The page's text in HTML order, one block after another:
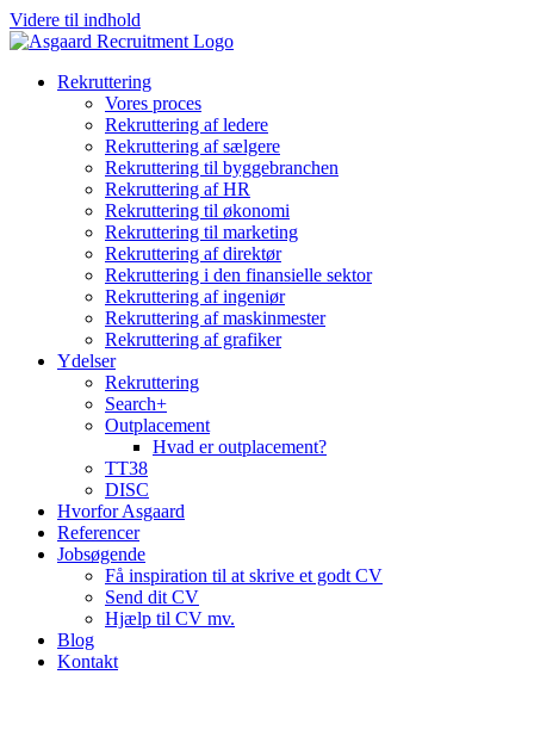
Videre til indhold
Rekruttering
Vores proces
Rekruttering af ledere
Rekruttering af sælgere
Rekruttering til byggebranchen
Rekruttering af HR
Rekruttering til økonomi
Rekruttering til marketing
Rekruttering af direktør
Rekruttering i den finansielle sektor
Rekruttering af ingeniør
Rekruttering af maskinmester
Rekruttering af grafiker
Ydelser
Rekruttering
Search+
Outplacement
Hvad er outplacement?
TT38
DISC
Hvorfor Asgaard
Referencer
Jobsøgende
Få inspiration til at skrive et godt CV
Send dit CV
Hjælp til CV mv.
Blog
Kontakt